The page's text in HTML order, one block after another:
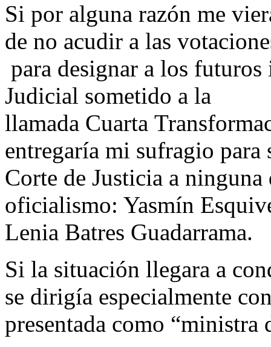
Si por alguna razón me
de no acudir a las
para designar a los
Judicial sometido a la
llamada Cuarta
entregaría mi sufragio para
Corte de Justicia a
oficialismo: Yasmín
Lenia Batres Guadarrama.
​Si la situación llegara a
se dirigía especialmente
presentada como “ministra